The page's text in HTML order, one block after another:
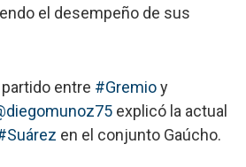
el desempeño de sus
entre #Gremioy
explicó la actual
en el conjunto Gaúcho.